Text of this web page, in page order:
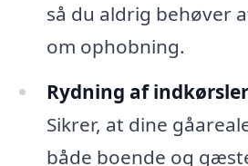
så du aldrig behøver
om ophobning.
Rydning af
Sikrer, at dine
både boende og